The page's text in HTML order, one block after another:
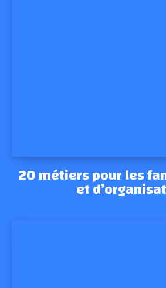
20 métiers pour les
et